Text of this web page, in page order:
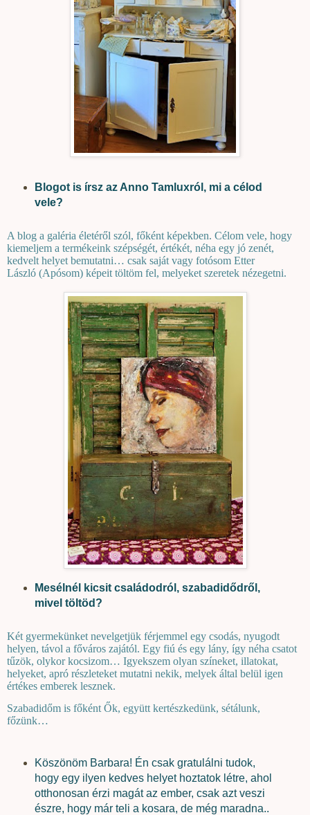
Blogot is írsz az Anno Tamluxról, mi a célod
vele?
A blog a galéria életéről szól, főként képekben. Célom vele, hogy
kiemeljem a termékeink szépségét, értékét, néha egy jó zenét,
kedvelt helyet bemutatni… csak saját vagy fotósom Etter
László (Apósom) képeit töltöm fel, melyeket szeretek nézegetni.
Mesélnél kicsit családodról, szabadidődről,
mivel töltöd?
Két gyermekünket nevelgetjük férjemmel egy csodás, nyugodt
helyen, távol a főváros zajától. Egy fiú és egy lány, így néha csatot
tűzök, olykor kocsizom… Igyekszem olyan színeket, illatokat,
helyeket, apró részleteket mutatni nekik, melyek által belül igen
értékes emberek lesznek.
Szabadidőm is főként Ők, együtt kertészkedünk, sétálunk,
főzünk…
Köszönöm Barbara! Én csak gratulálni tudok,
hogy egy ilyen kedves helyet hoztatok létre, ahol
otthonosan érzi magát az ember, csak azt veszi
észre, hogy már teli a kosara, de még maradna..